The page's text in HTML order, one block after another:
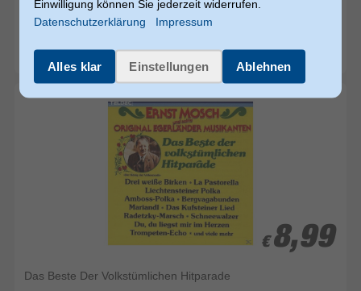
Hans Albers - Unvergängliche Lieder
Dieser Artikel ist nicht auf Lager und muss erst nachbestellt werden
€ 8,99
€ 8,99
Das Beste Der Volkstümlichen Hitparade
Einwilligung können Sie jederzeit widerrufen.
Datenschutzerklärung
Impressum
Alles klar Einstellungen Ablehnen